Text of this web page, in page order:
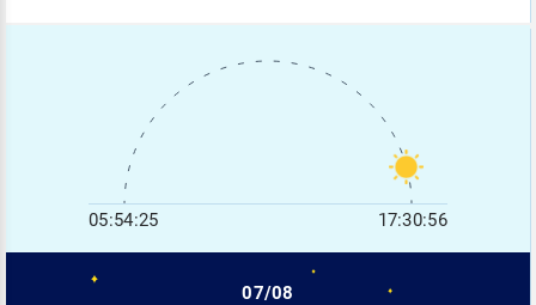
05:54:25 17:30:56
07/08